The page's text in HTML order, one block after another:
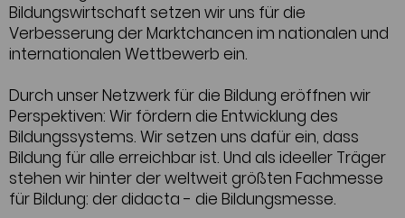
Bildungswirtschaft setzen wir uns für die
Verbesserung der Marktchancen im nationalen und
internationalen Wettbewerb ein.
Durch unser Netzwerk für die Bildung eröffnen wir
Perspektiven: Wir fördern die Entwicklung des
Bildungssystems. Wir setzen uns dafür ein, dass
Bildung für alle erreichbar ist. Und als ideeller Träger
stehen wir hinter der weltweit größten Fachmesse
für Bildung: der didacta - die Bildungsmesse.